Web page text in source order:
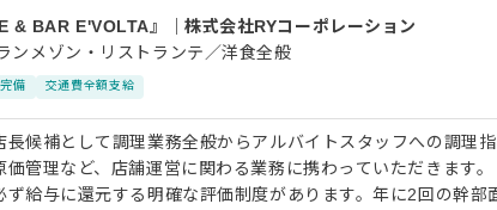
& BAR E'VOLTA』 ｜株式会社RYコーポレーション
ンメゾン・リストランテ／洋食全般
備 交通費全額支給
長候補として調理業務全般からアルバイトスタッフへの調理
価管理など、店舗運営に関わる業務に携わっていただきます
ず給与に還元する明確な評価制度があります。年に2回の幹部